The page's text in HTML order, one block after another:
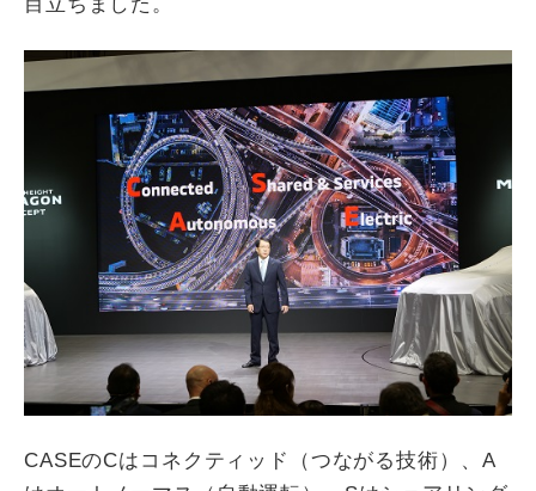
CASEのCはコネクティッド（つながる技術）、A